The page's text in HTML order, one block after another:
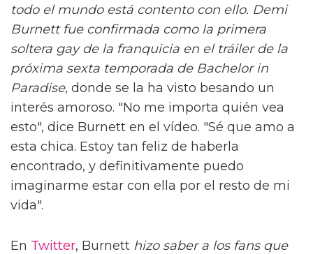
todo el mundo está contento con ello. Demi
Burnett fue confirmada como la primera
soltera gay de la franquicia en el tráiler de la
próxima sexta temporada de Bachelor in
Paradise, donde se la ha visto besando un
interés amoroso. "No me importa quién vea
esto", dice Burnett en el vídeo. "Sé que amo a
esta chica. Estoy tan feliz de haberla
encontrado, y definitivamente puedo
imaginarme estar con ella por el resto de mi
vida".
En Twitter, Burnett hizo saber a los fans que